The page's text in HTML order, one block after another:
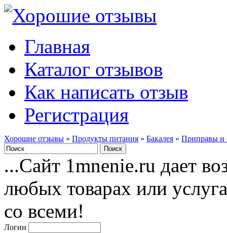
Главная
Каталог отзывов
Как написать отзыв
Регистрация
Хорошие отзывы » Продукты питания » Бакалея » Приправы и
...Сайт 1mnenie.ru дает
любых товарах или
со всеми!
Логин